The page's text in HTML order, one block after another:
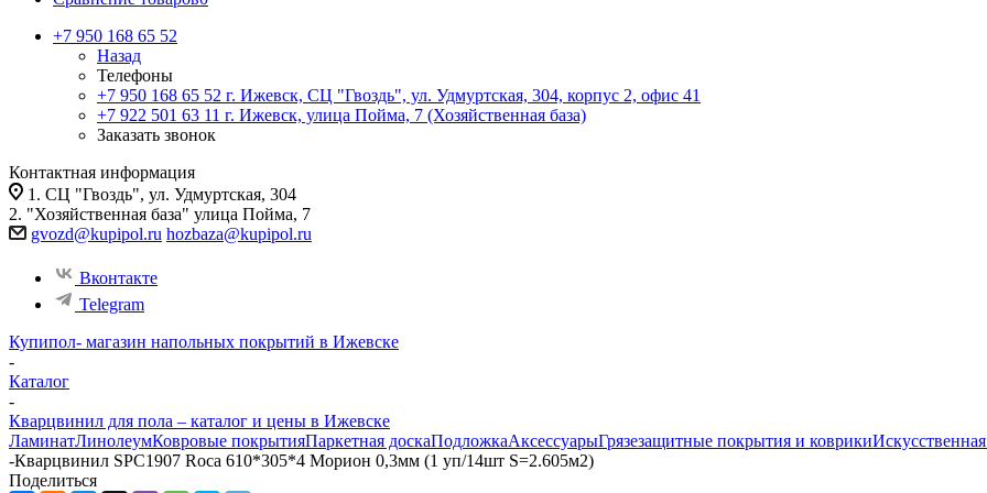
+7 950 168 65 52
Назад
Телефоны
+7 950 168 65 52 г. Ижевск, СЦ "Гвоздь", ул. Удмуртская, 304, корпус 2, офис 41
+7 922 501 63 11 г. Ижевск, улица Пойма, 7 (Хозяйственная база)
Заказать звонок
Контактная информация
1. СЦ "Гвоздь", ул. Удмуртская, 304
2. "Хозяйственная база" улица Пойма, 7
gvozd@kupipol.ru hozbaza@kupipol.ru
Вконтакте
Telegram
Купипол- магазин напольных покрытий в Ижевске
-
Каталог
-
Кварцвинил для пола – каталог и цены в Ижевске
ЛаминатЛинолеумКовровые покрытияПаркетная доскаПодложкаАксессуарыГрязезащитные покрытия и коврикиИскусственная
-Кварцвинил SPС1907 Roca 610*305*4 Морион 0,3мм (1 уп/14шт S=2.605м2)
Поделиться